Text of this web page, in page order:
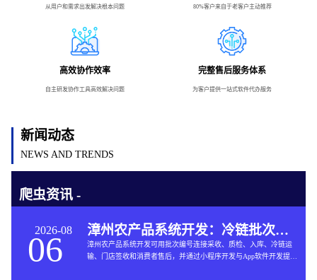
从用户和需求出发解决根本问题 80%客户来自于老客户主动推荐
高效协作效率
自主研发协作工具高效解决问题
完整售后服务体系
为客户提供一站式软件代办服务
新闻动态
NEWS AND TRENDS
爬虫资讯 -
2026-08
06 漳州农产品系统开发：冷链批次如何连接仓储与售后
漳州农产品系统开发可用批次编号连接采收、质检、入库、冷链运
输、门店签收和消费者售后，并通过小程序开发与App软件开发提供